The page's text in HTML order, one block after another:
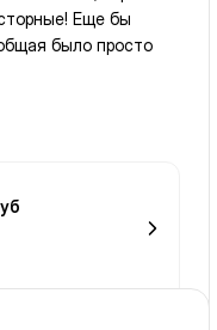
Еще бы